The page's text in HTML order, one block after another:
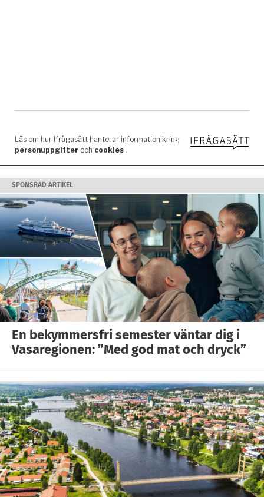
SPONSRAD ARTIKEL
En bekymmersfri semester väntar dig i
Vasaregionen: ”Med god mat och dryck”